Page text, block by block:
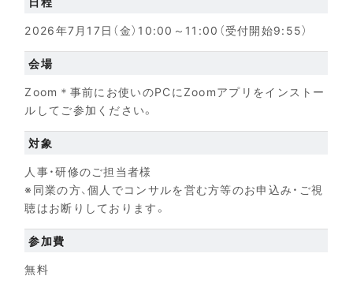
2026年7月17日（金）10:00～11:00（受付開始9:55）
会場
Zoom＊事前にお使いのPCにZoomアプリをインストー
ルしてご参加ください。
対象
人事・研修のご担当者様
※同業の方、個人でコンサルを営む方等のお申込み・ご視
聴はお断りしております。
参加費
無料